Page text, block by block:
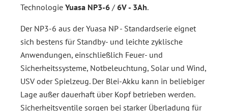
Technologie Yuasa NP3-6 / 6V - 3Ah.
Der NP3-6 aus der Yuasa NP - Standardserie eignet
sich bestens für Standby- und leichte zyklische
Anwendungen, einschließlich Feuer- und
Sicherheitssysteme, Notbeleuchtung, Solar und Wind,
USV oder Spielzeug. Der Blei-Akku kann in beliebiger
Lage außer dauerhaft über Kopf betrieben werden.
Sicherheitsventile sorgen bei starker Überladung für